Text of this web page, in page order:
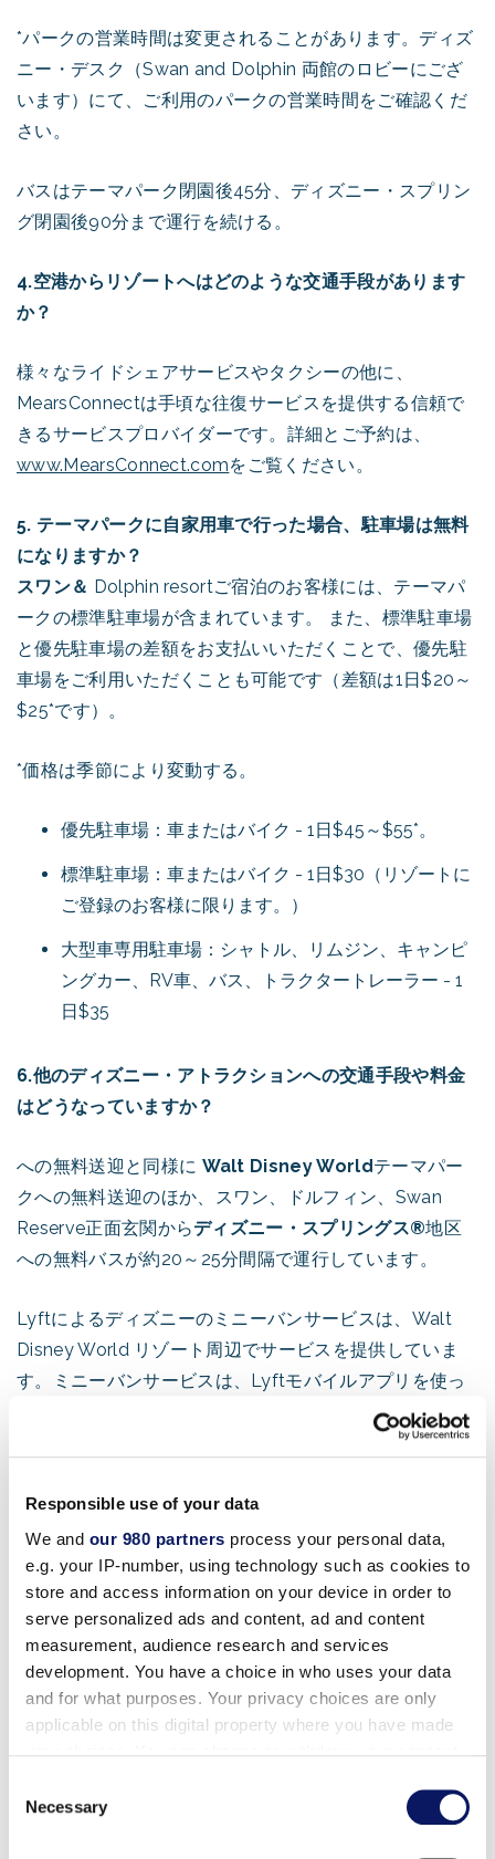
Responsible use of your data
We and our 980 partners process your personal data,
e.g. your IP-number, using technology such as cookies to
store and access information on your device in order to
serve personalized ads and content, ad and content
measurement, audience research and services
development. You have a choice in who uses your data
and for what purposes. Your privacy choices are only
applicable on this digital property where you have made
the Privacy trigger icon.
Selection
Necessary
*パークの営業時間は変更されることがあります。ディズ
ニー・デスク（Swan and Dolphin 両館のロビーにござ
います）にて、ご利用のパークの営業時間をご確認くだ
さい。
バスはテーマパーク閉園後45分、ディズニー・スプリン
グ閉園後90分まで運行を続ける。
4.空港からリゾートへはどのような交通手段があります
か？
様々なライドシェアサービスやタクシーの他に、
MearsConnectは手頃な往復サービスを提供する信頼で
きるサービスプロバイダーです。詳細とご予約は、
www.MearsConnect.comをご覧ください。
5. テーマパークに自家用車で行った場合、駐車場は無料
になりますか？
スワン＆ Dolphin resortご宿泊のお客様には、テーマパ
ークの標準駐車場が含まれています。 また、標準駐車場
と優先駐車場の差額をお支払いいただくことで、優先駐
車場をご利用いただくことも可能です（差額は1日$20～
$25*です）。
*価格は季節により変動する。
優先駐車場：車またはバイク - 1日$45～$55*。
標準駐車場：車またはバイク - 1日$30（リゾートに
ご登録のお客様に限ります。）
大型車専用駐車場：シャトル、リムジン、キャンピ
ングカー、RV車、バス、トラクタートレーラー - 1
日$35
6.他のディズニー・アトラクションへの交通手段や料金
はどうなっていますか？
への無料送迎と同様に Walt Disney Worldテーマパー
クへの無料送迎のほか、スワン、ドルフィン、Swan
Reserve正面玄関からディズニー・スプリングス®地区
への無料バスが約20～25分間隔で運行しています。
Lyftによるディズニーのミニーバンサービスは、Walt
Disney World リゾート周辺でサービスを提供していま
す。ミニーバンサービスは、Lyftモバイルアプリを使っ
てスマートフォンからご予約いただけます。料金は、ピ
ックアップ場所からご希望の目的地までの移動距離によ
利にお支払いいただけます。
専用車をご希望の場合は、有料にてディズニー・スプリ
ングス®・エリアまでの送迎を承ります。料金は下記の
通りです：
片道料金*：
約
ミアーズ・セダン
片道19ドル
8人乗りバン
片道19ドル
時間料金*：
最短時間